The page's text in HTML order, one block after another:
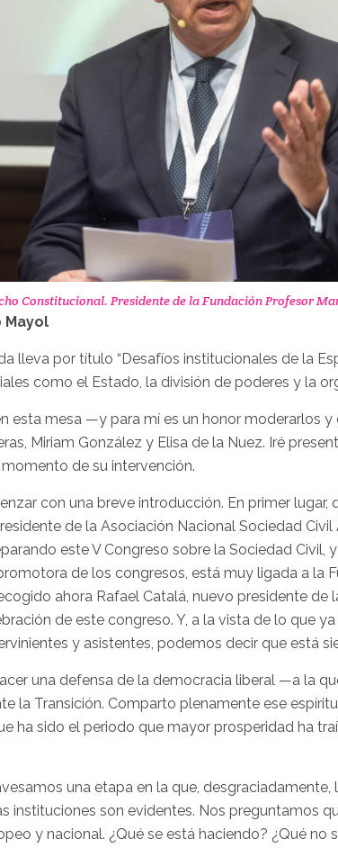
Constitucional. Presidente de la Fundación Profesor
Mayol
lleva por título “Desafíos institucionales de la
como el Estado, la división de poderes y la
esta mesa —y para mí es un honor moderarlos
Miriam González y Elisa de la Nuez. Iré
de su intervención.
con una breve introducción. En primer lugar,
de la Asociación Nacional Sociedad
este V Congreso sobre la Sociedad Civil,
de los congresos, está muy ligada a la
ahora Rafael Catalá, nuevo presidente de
de este congreso. Y, a la vista de lo que
y asistentes, podemos decir que está
una defensa de la democracia liberal —a la
la Transición. Comparto plenamente ese
ha sido el periodo que mayor prosperidad ha
una etapa en la que,
instituciones son evidentes. Nos preguntamos
y nacional. ¿Qué se está haciendo? ¿Qué no